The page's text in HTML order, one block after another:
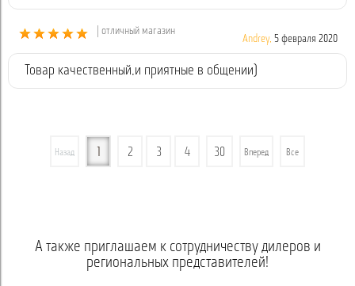
| отличный магазин
Andrey, 5 февраля 2020
Товар качественный,и приятные в общении)
Назад 2 3 4 30 Вперед Все
А также приглашаем к сотрудничеству дилеров и
региональных представителей!